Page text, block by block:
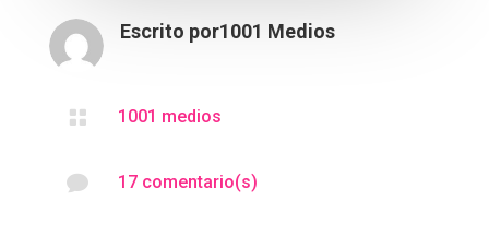
Escrito por1001 Medios
 1001 medios
 17 comentario(s)